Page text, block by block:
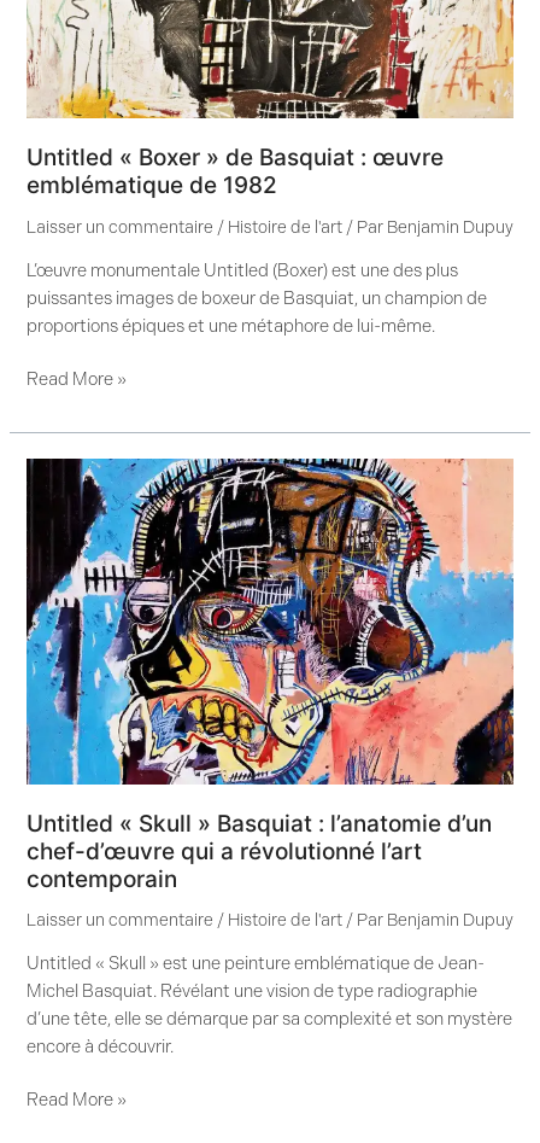
Untitled « Boxer » de Basquiat : œuvre
emblématique de 1982
Laisser un commentaire / Histoire de l'art/ Par Benjamin Dupuy
L’œuvre monumentale Untitled (Boxer) est une des plus
puissantes images de boxeur de Basquiat, un champion de
proportions épiques et une métaphore de lui-même.
Read More »
Untitled « Skull » Basquiat : l’anatomie d’un
chef-d’œuvre qui a révolutionné l’art
contemporain
Laisser un commentaire / Histoire de l'art/ Par Benjamin Dupuy
Untitled « Skull » est une peinture emblématique de Jean-
Michel Basquiat. Révélant une vision de type radiographie
d’une tête, elle se démarque par sa complexité et son mystère
encore à découvrir.
Untitled
« Skull »
Basquiat
:
l’anatomie
d’un
chef-
d’œuvre
qui
a
révolutionné
l’art
Read More »